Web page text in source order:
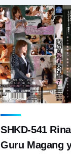
SHKD-541
Guru Magang